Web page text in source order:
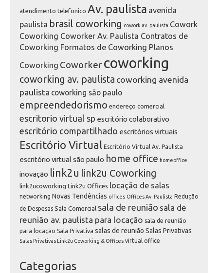
atendimento telefonico Av. paulista avenida
paulista brasil coworking cowork av. paulista Cowork
Coworking Coworker Av. Paulista Contratos de
Coworking Formatos de Coworking Planos
Coworking Coworkercoworking
coworking av. paulista coworking avenida
paulista coworking são paulo
empreendedorismo endereço comercial
escritorio virtual sp escritório colaborativo
escritório compartilhado escritórios virtuais
Escritório Virtual Escritório Virtual Av. Paulista
escritório virtual são paulo home office homeoffice
inovação link2u link2u Coworking
link2ucoworking Link2u Offices locação de salas
networking Novas Tendências offices Offices Av. Paulista Redução
de Despesas Sala Comercial sala de reunião sala de
reunião av. paulista para locação sala de reunião
para locação Sala Privativa salas de reunião Salas Privativas
Salas Privativas Link2u Coworking & Offices virtual office
Categorias